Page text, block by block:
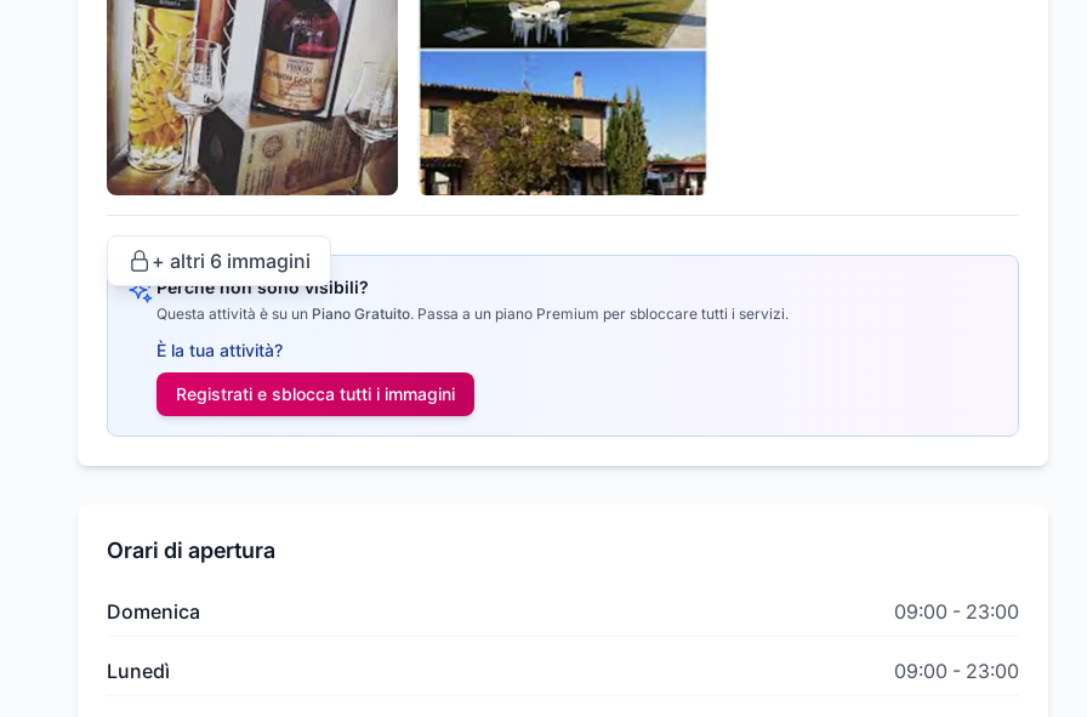
+ altri 6 immagini
Perché non sono visibili?
Questa attività è su un Piano Gratuito. Passa a un piano Premium per sbloccare tutti i servizi.
È la tua attività?
Registrati e sblocca tutti i immagini
Orari di apertura
Domenica 09:00 - 23:00
Lunedì 09:00 - 23:00